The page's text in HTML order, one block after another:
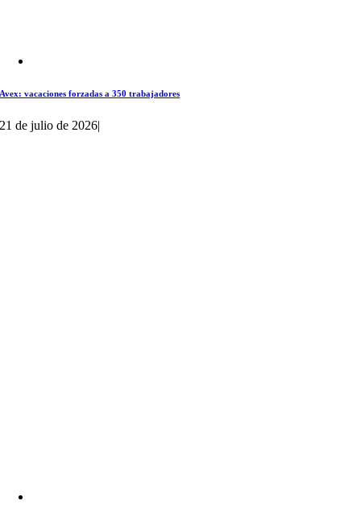
Avex: vacaciones forzadas a 350 trabajadores
21 de julio de 2026|